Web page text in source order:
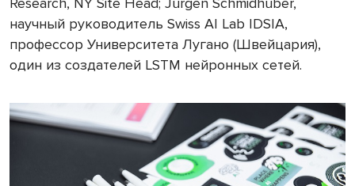
научный руководитель Swiss AI Lab IDSIA,
профессор Университета Лугано (Швейцария),
один из создателей LSTM нейронных сетей.